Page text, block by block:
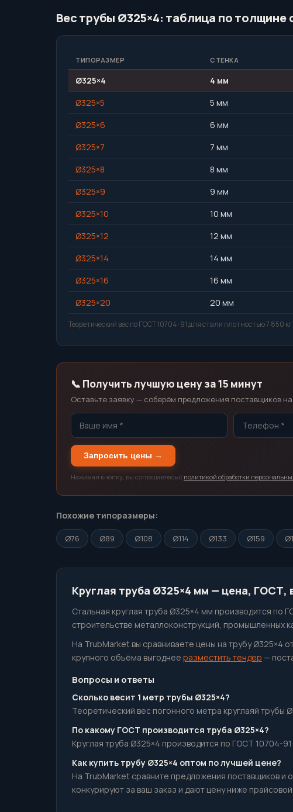
Вес трубы Ø325×4: таблица по толщине
ТИПОРАЗМЕР СТЕНКА
Ø325×4 4 мм
Ø325×5
5 мм
Ø325×6
6 мм
Ø325×7
7 мм
Ø325×8
8 мм
Ø325×9
9 мм
Ø325×10
10 мм
Ø325×12
12 мм
Ø325×14
14 мм
Ø325×16
16 мм
Ø325×20
20 мм
Теоретический вес по ГОСТ 10704-91 для стали плотностью 7 850
📞 Получить лучшую цену за 15 минут
Оставьте заявку — соберём предложения поставщиков
Запросить цены →
Нажимая кнопку, вы соглашаетесь с политикой обработки
Похожие типоразмеры:
Ø76 Ø89 Ø108 Ø114 Ø133 Ø159
Круглая труба Ø325×4 мм — цена, ГОСТ,
Стальная круглая труба Ø325×4 мм производится
строительстве металлоконструкций, промышленных
На TrubMarket вы сравниваете цены на трубу Ø325×4
крупного объёма выгоднее разместить тендер —
Вопросы и ответы
Сколько весит 1 метр трубы Ø325×4?
Теоретический вес погонного метра круглаяй трубы
По какому ГОСТ производится труба Ø325×4?
Круглая труба Ø325×4 производится по ГОСТ 10704-
Как купить трубу Ø325×4 оптом по лучшей цене?
На TrubMarket сравните предложения поставщиков
конкурируют за ваш заказ и дают цену ниже прайсовой.